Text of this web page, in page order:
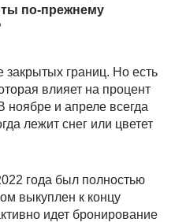
по-прежнему
границ. Но есть
влияет на процент
ноябре и апреле всегда
лежит снег или цветет
года был полностью
выкуплен к концу
идет бронирование